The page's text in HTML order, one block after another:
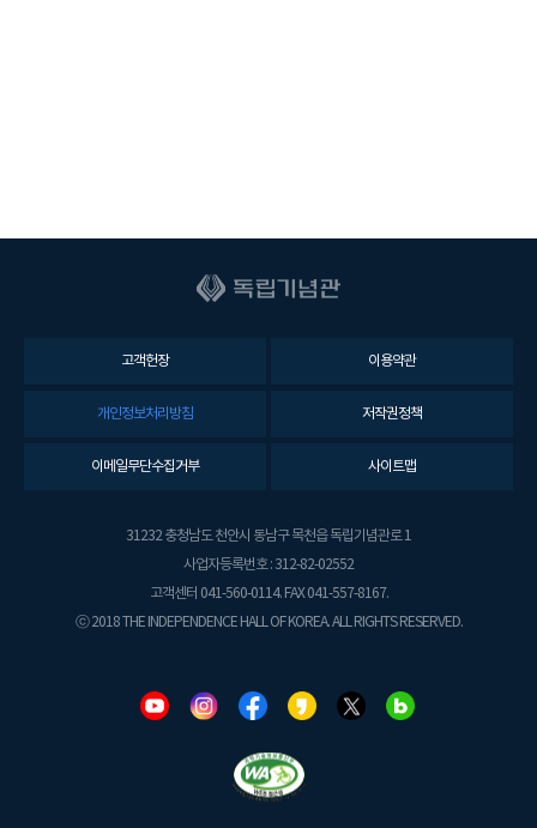
고객헌장 이용약관
개인정보처리방침 저작권정책
이메일무단수집거부 사이트맵
31232 충청남도 천안시 동남구 목천읍 독립기념관로 1
사업자등록번호 : 312-82-02552
고객센터 041-560-0114. FAX 041-557-8167.
ⓒ 2018 THE INDEPENDENCE HALL OF KOREA. ALL RIGHTS RESERVED.